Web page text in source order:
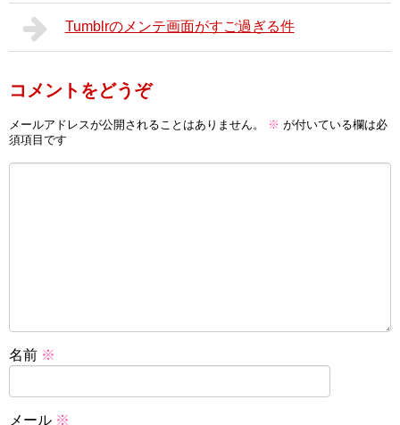
Tumblrのメンテ画面がすご過ぎる件
コメントをどうぞ
メールアドレスが公開されることはありません。 ※ が付いている欄は必
須項目です
名前 ※
メール ※